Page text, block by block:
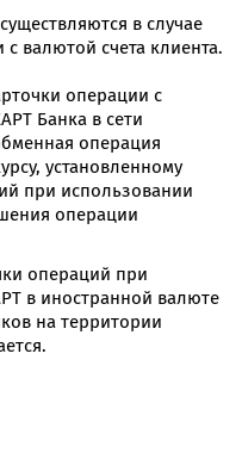
в случае
валютой счета клиента.
операции с
Банка в сети
операция
установленному
при использовании
операции
операций при
в иностранной валюте
на территории